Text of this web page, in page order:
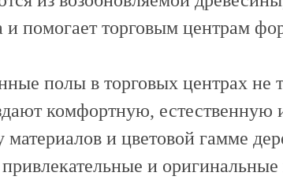
и помогает торговым центрам
полы в торговых центрах не
комфортную, естественную
и цветовой гамме
и